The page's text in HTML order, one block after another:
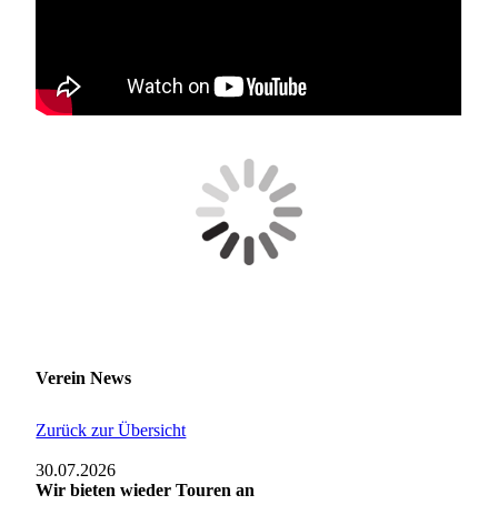
Verein News
Zurück zur Übersicht
30.07.2026
Wir bieten wieder Touren an